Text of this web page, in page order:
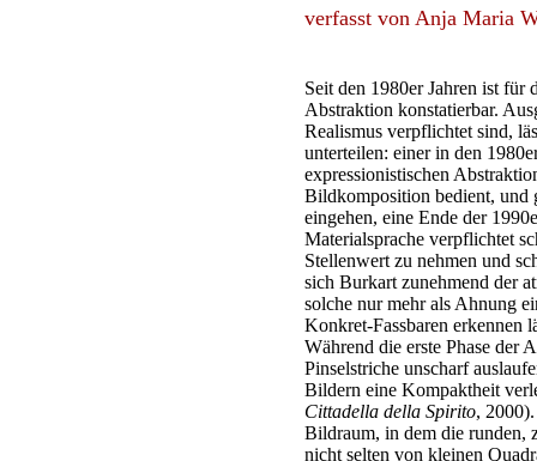
verfasst von Anja Maria
Seit den 1980er Jahren ist
Abstraktion konstatierbar.
Realismus verpflichtet sind,
unterteilen: einer in den
expressionistischen
Bildkomposition bedient, und
eingehen, eine Ende der
Materialsprache verpflichtet
Stellenwert zu nehmen und
sich Burkart zunehmend der
solche nur mehr als Ahnung
Konkret-Fassbaren erkennen
Während die erste Phase der
Pinselstriche unscharf
Bildern eine Kompaktheit
Cittadella della Spirito,
Bildraum, in dem die runden,
nicht selten von kleinen